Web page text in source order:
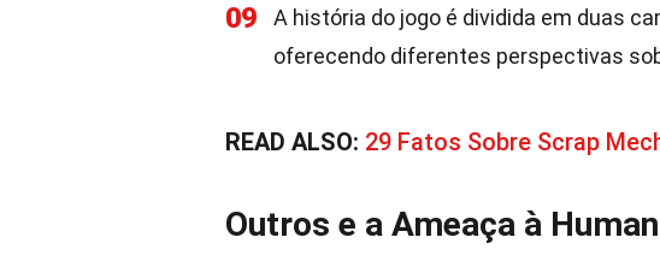
09
A história do jogo é dividida em duas
oferecendo diferentes perspectivas
READ ALSO: 29 Fatos Sobre Scrap
Outros e a Ameaça à